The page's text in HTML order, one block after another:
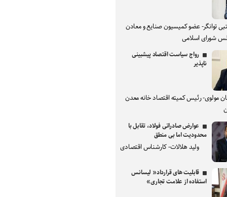
توانگر- عضو کمیسیون صنایع و معادن
شورای اسلامی
رواج سیاست اقتصاد پیشبینی
ناپذیر
مولوی- رئیس کمیته اقتصاد خانه معدن
عوارض صادراتی فولاد، تقابل با
محدودیت اما بی منطق
ولید هلالات- کارشناس اقتصادی
قابلیت های قرارداد« لیسانس
استفاده از علامت تجاری»